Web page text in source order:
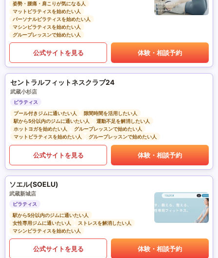
姿勢・腰痛・肩こりが気になる人
マットピラティスを始めたい人
パーソナルピラティスを始めたい人
マシンピラティスを始めたい人
グループレッスンで始めたい人
公式サイトを見る 体験・相談予約
セントラルフィットネスクラブ24
武蔵小杉店
ピラティス
プール付きジムに通いたい人
隙間時間を活用したい人
駅から5分以内のジムに通いたい人
運動不足を解消したい人
ホットヨガを始めたい人
グループレッスンで始めたい人
マットピラティスを始めたい人
グループレッスンで始めたい人
公式サイトを見る 体験・相談予約
ソエル(SOELU)
武蔵新城店
ピラティス
駅から5分以内のジムに通いたい人
女性専用ジムに通いたい人
ストレスを解消したい人
マシンピラティスを始めたい人
公式サイトを見る 体験・相談予約